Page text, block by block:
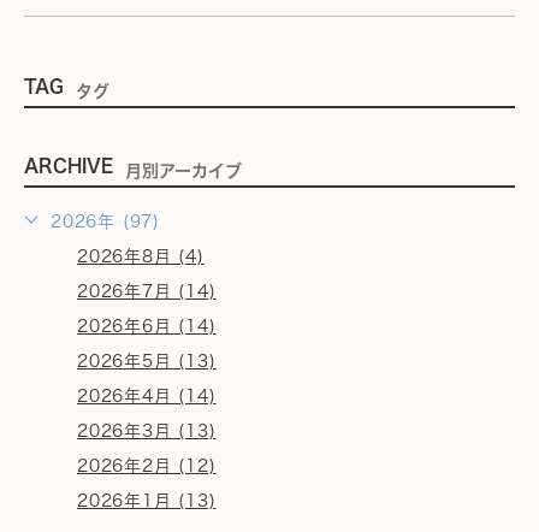
TAG タグ
ARCHIVE 月別アーカイブ
2026年 (97)
2026年8月 (4)
2026年7月 (14)
2026年6月 (14)
2026年5月 (13)
2026年4月 (14)
2026年3月 (13)
2026年2月 (12)
2026年1月 (13)